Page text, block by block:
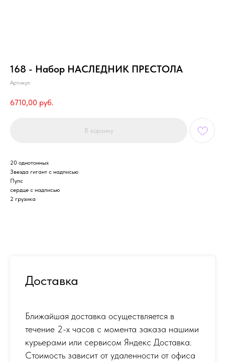
168 - Набор НАСЛЕДНИК ПРЕСТОЛА
Артикул:
6710,00 руб.
В корзину
20 однотонных
Звезда гигант с надписью
Пупс
сердце с надписью
2 грузика
Доставка
Ближайшая доставка осуществляется в
течение 2-х часов с момента заказа нашими
курьерами или сервисом Яндекс Доставка.
Стоимость зависит от удаленности от офиса